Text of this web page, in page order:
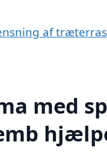
af
med